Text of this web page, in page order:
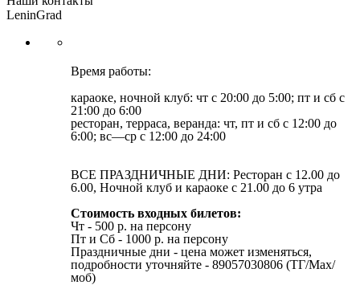
LeninGrad
Время работы:
караоке, ночной клуб: чт с 20:00 до 5:00; пт и сб с
21:00 до 6:00
ресторан, терраса, веранда: чт, пт и сб с 12:00 до
6:00; вс—ср с 12:00 до 24:00
ВСЕ ПРАЗДНИЧНЫЕ ДНИ: Ресторан с 12.00 до
6.00, Ночной клуб и караоке с 21.00 до 6 утра
Стоимость входных билетов:
Чт - 500 р. на персону
Пт и Cб - 1000 р. на персону
Праздничные дни - цена может изменяться,
подробности уточняйте - 89057030806 (ТГ/Max/
моб)